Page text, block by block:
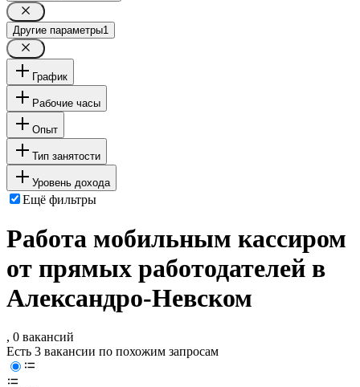
Другие параметры1
График
Рабочие часы
Опыт
Тип занятости
Уровень дохода
Ещё фильтры
Работа мобильным кассиром
от прямых работодателей в
Александро-Невском
, 0 вакансий
Есть 3 вакансии по похожим запросам